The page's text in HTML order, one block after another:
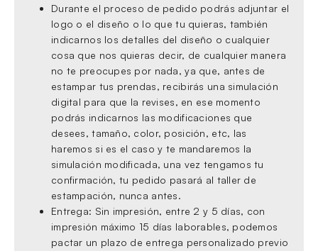
Durante el proceso de pedido podrás adjuntar el
logo o el diseño o lo que tu quieras, también
indicarnos los detalles del diseño o cualquier
cosa que nos quieras decir, de cualquier manera
no te preocupes por nada, ya que, antes de
estampar tus prendas, recibirás una simulación
digital para que la revises, en ese momento
podrás indicarnos las modificaciones que
desees, tamaño, color, posición, etc, las
haremos si es el caso y te mandaremos la
simulación modificada, una vez tengamos tu
confirmación, tu pedido pasará al taller de
estampación, nunca antes.
Entrega: Sin impresión, entre 2 y 5 días, con
impresión máximo 15 días laborables, podemos
pactar un plazo de entrega personalizado previo